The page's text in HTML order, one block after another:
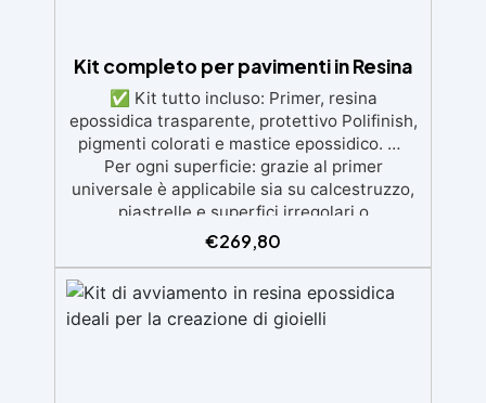
Kit completo per pavimenti in Resina
✅ Kit tutto incluso: Primer, resina
epossidica trasparente, protettivo Polifinish,
pigmenti colorati e mastice epossidico. ✅
Per ogni superficie: grazie al primer
universale è applicabile sia su calcestruzzo,
piastrelle e superfici irregolari o
danneggiate. ✅ Facile da applicare: Video
Guida completa inclusa, 3 semplici passaggi,
finitura protettiva antigraffio. ✅ Risultati
professionali: Sistema autolivellante,
€269,80